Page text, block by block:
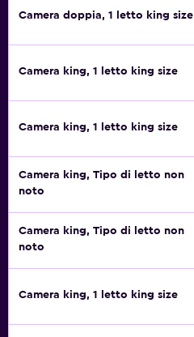
Camera doppia, 1 letto king size
Camera king, 1 letto king size
Camera king, 1 letto king size
Camera king, Tipo di letto non
noto
Camera king, Tipo di letto non
noto
Camera king, 1 letto king size